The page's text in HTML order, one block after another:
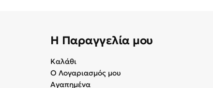
Η Παραγγελία μου
Καλάθι
Ο Λογαριασμός μου
Αγαπημένα